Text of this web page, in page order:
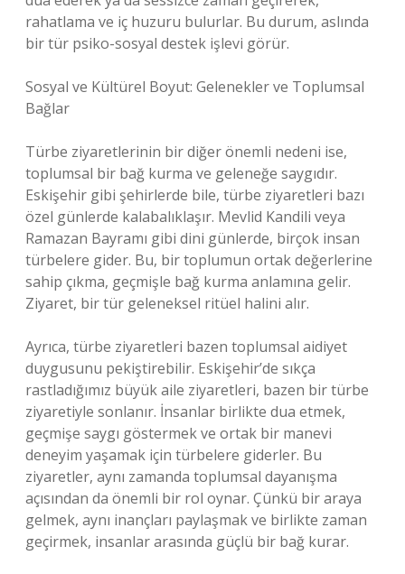
rahatlama ve iç huzuru bulurlar. Bu durum, aslında
bir tür psiko-sosyal destek işlevi görür.
Sosyal ve Kültürel Boyut: Gelenekler ve Toplumsal
Bağlar
Türbe ziyaretlerinin bir diğer önemli nedeni ise,
toplumsal bir bağ kurma ve geleneğe saygıdır.
Eskişehir gibi şehirlerde bile, türbe ziyaretleri bazı
özel günlerde kalabalıklaşır. Mevlid Kandili veya
Ramazan Bayramı gibi dini günlerde, birçok insan
türbelere gider. Bu, bir toplumun ortak değerlerine
sahip çıkma, geçmişle bağ kurma anlamına gelir.
Ziyaret, bir tür geleneksel ritüel halini alır.
Ayrıca, türbe ziyaretleri bazen toplumsal aidiyet
duygusunu pekiştirebilir. Eskişehir’de sıkça
rastladığımız büyük aile ziyaretleri, bazen bir türbe
ziyaretiyle sonlanır. İnsanlar birlikte dua etmek,
geçmişe saygı göstermek ve ortak bir manevi
deneyim yaşamak için türbelere giderler. Bu
ziyaretler, aynı zamanda toplumsal dayanışma
açısından da önemli bir rol oynar. Çünkü bir araya
gelmek, aynı inançları paylaşmak ve birlikte zaman
geçirmek, insanlar arasında güçlü bir bağ kurar.